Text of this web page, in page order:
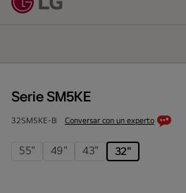
Serie SM5KE
32SM5KE-B Conversar con un experto
55" 49" 43" 32"